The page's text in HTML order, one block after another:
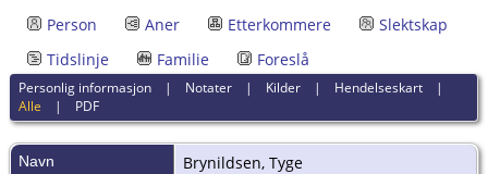
Person Aner Etterkommere
Slektskap
Tidslinje
Familie Foreslå
Personlig informasjon | Notater | Kilder | Hendelseskart |
Alle | PDF
Navn Brynildsen, Tyge